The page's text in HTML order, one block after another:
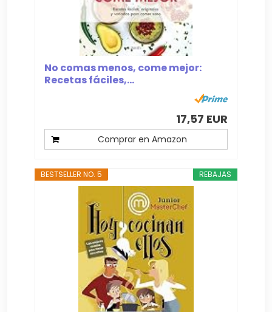
No comas menos, come mejor:
Recetas fáciles,...
17,57 EUR
Comprar en Amazon
REBAJAS
BESTSELLER NO. 5